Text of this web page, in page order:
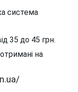
система
35 до 45 грн.
на